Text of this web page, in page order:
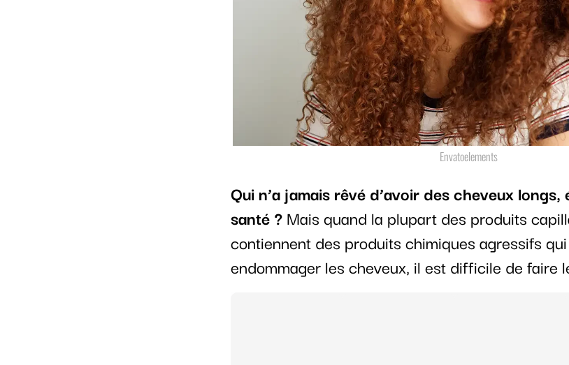
Envatoelements
Qui n’a jamais rêvé d’avoir des cheveux
santé ?Mais quand la plupart des produits
contiennent des produits chimiques agressifs
endommager les cheveux, il est difficile de faire